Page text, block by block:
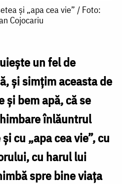
și „apa cea vie” / Foto:
Cojocariu
un fel de
și simțim aceasta de
și bem apă, că se
înlăuntrul
cu „apa cea vie”, cu
cu harul lui
spre bine viața